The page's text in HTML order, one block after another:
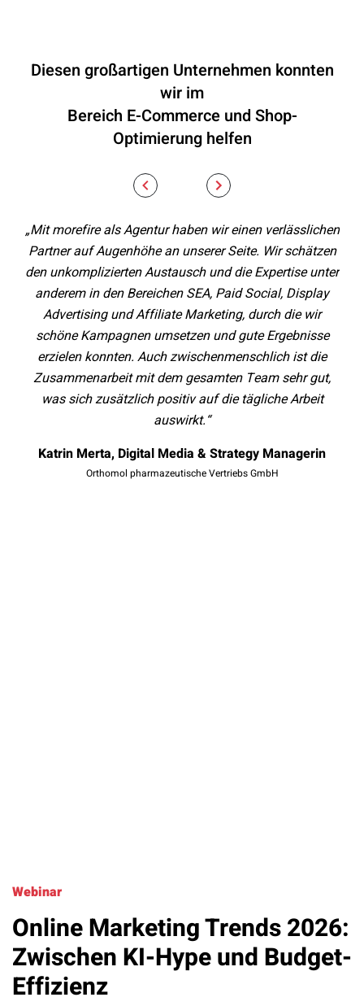
Diesen großartigen Unternehmen konnten
wir im
Bereich E-Commerce und Shop-
Optimierung helfen
„Mit morefire als Agentur haben wir einen verlässlichen
Partner auf Augenhöhe an unserer Seite. Wir schätzen
den unkomplizierten Austausch und die Expertise unter
anderem in den Bereichen SEA, Paid Social, Display
Advertising und Affiliate Marketing, durch die wir
schöne Kampagnen umsetzen und gute Ergebnisse
erzielen konnten. Auch zwischenmenschlich ist die
Zusammenarbeit mit dem gesamten Team sehr gut,
was sich zusätzlich positiv auf die tägliche Arbeit
auswirkt.“
Katrin Merta, Digital Media & Strategy Managerin
Orthomol pharmazeutische Vertriebs GmbH
Webinar
Online Marketing Trends 2026:
Zwischen KI-Hype und Budget-
Effizienz